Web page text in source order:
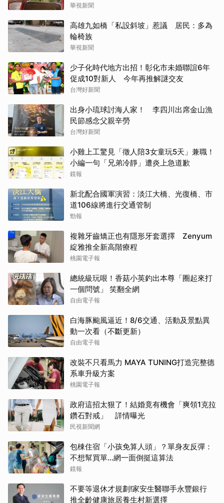
華視新聞
高雄九如橋「私設斜坡」惹議 居民：多為
輪椅族
華視新聞
少子化時代地方出招！彰化市未婚聯誼6年
促成10對新人 今年再推解謎交友
台灣好新聞
出身小琉球討海人家！ 李四川出席金山漁
民節感念父親辛勞
台灣好新聞
小雞上工驚見「徵人陪3女童玩5天」兼職！
小編一句「兄弟冷靜」遭炎上急道歉
鏡報
新北配合國軍演習：淡江大橋、光復橋、市
道106線將進行交通管制
勁報
複雜牙齒矯正也有隱形牙套選擇 Zenyum
綻雅推全新高階療程
桃園電子報
總統級玩哏！香菇小英釣出本尊「圈起來打
一個問號」 笑翻全網
自由電子報
白海豚颱風逼近！8/6交通、活動及景點異
動一次看（不斷更新）
自由電子報
改裝不只看馬力 MAYA TUNING打造完整德
系車升級方案
桃園電子報
政府這招太狠了！結婚竟有機會「爽領1克拉
鑽石對戒」 詳情曝光
民視新聞網
包棟住宿「小孩免算人頭」？單身友反彈：
不想幫買單...網一面倒挺這算法
鏡報
不要等退休才規劃!家安生醫聯手永豐銀行
推全齡健康旅居養生村新選擇